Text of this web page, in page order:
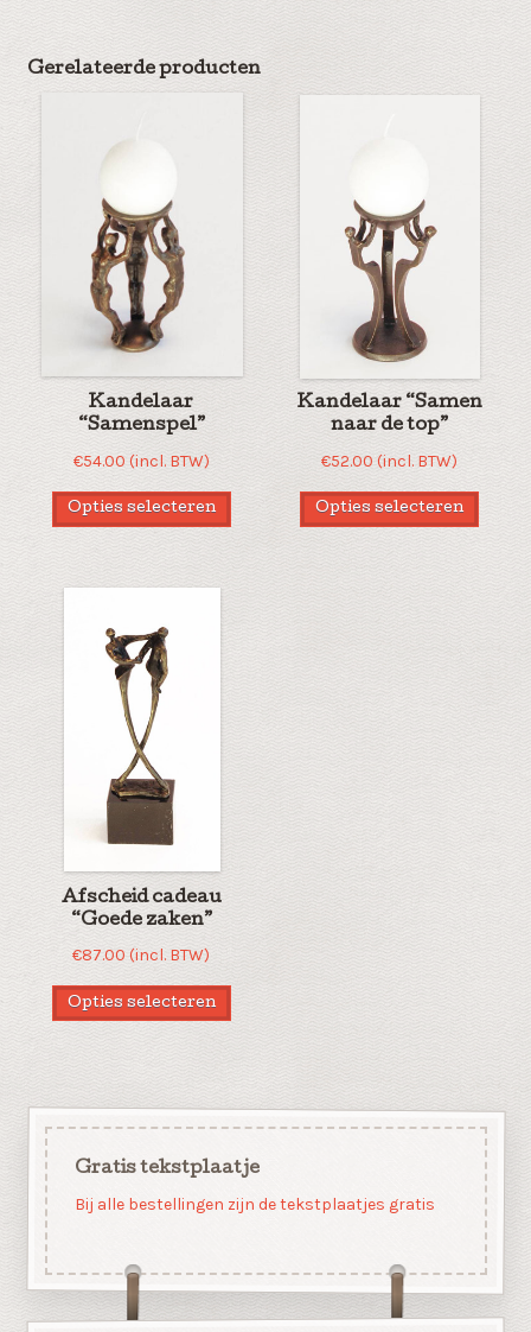
Gerelateerde producten
Kandelaar
“Samenspel”
€54.00 (incl. BTW)
Opties selecteren
Kandelaar “Samen
naar de top”
€52.00 (incl. BTW)
Opties selecteren
Afscheid cadeau
“Goede zaken”
€87.00 (incl. BTW)
Opties selecteren
Gratis tekstplaatje
Bij alle bestellingen zijn de tekstplaatjes gratis